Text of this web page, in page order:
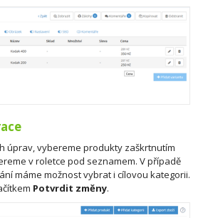
úprav, vybereme produkty zaškrtnutím
v roletce pod seznamem. V případě
máme možnost vybrat i cílovou kategorii.
Potvrdit změny.